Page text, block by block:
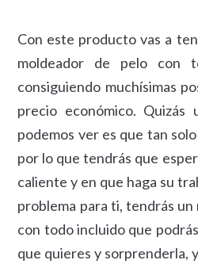
Con este producto vas a
moldeador de pelo con
consiguiendo muchísimas
precio económico.
podemos ver es que tan
por lo que tendrás que
caliente y en que haga su
problema para ti, tendrás
con todo incluido que
que quieres y sorprenderla,